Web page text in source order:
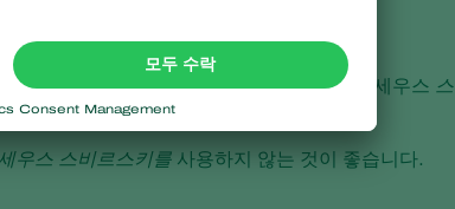
최상의 조건
하의 온도에서는 효과가 없습니다. 암블리세우스
우스 스비르스키를 사용하지 않는 것이 좋습니다.